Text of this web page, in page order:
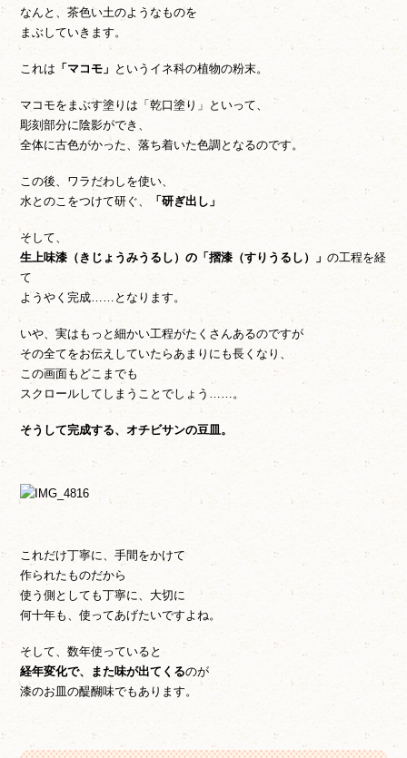
なんと、茶色い土のようなものを
まぶしていきます。
これは 「マコモ」 というイネ科の植物の粉末。
マコモをまぶす塗りは「乾口塗り」といって、
彫刻部分に陰影ができ、
全体に古色がかった、落ち着いた色調となるのです。
この後、ワラだわしを使い、
水とのこをつけて研ぐ、
「研ぎ出し」
そして、
生上味漆（きじょうみうるし）の「摺漆（すりうるし）」の工程を経
て
ようやく完成……となります。
いや、実はもっと細かい工程がたくさんあるのですが
その全てをお伝えしていたらあまりにも長くなり、
この画面もどこまでも
スクロールしてしまうことでしょう……。
そうして完成する、オチビサンの豆皿。
これだけ丁寧に、手間をかけて
作られたものだから
使う側としても丁寧に、大切に
何十年も、使ってあげたいですよね。
そして、数年使っていると
経年変化で、また味が出てくるのが
漆のお皿の醍醐味でもあります。